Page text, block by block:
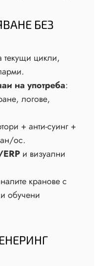
БЕЗ
текущи цикли,
на употреба:
логове,
+ анти-суинг +
ос.
и визуални
кранове с
обучени